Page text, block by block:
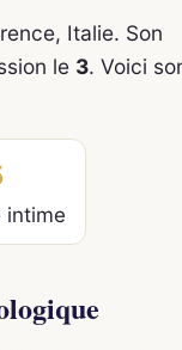
Italie. Son
le 3. Voici
intime